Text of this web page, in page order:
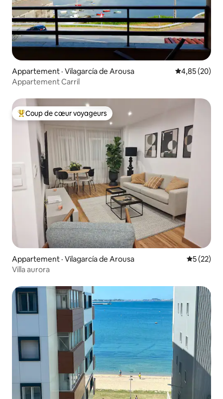
Appartement · Vilagarcía de Arousa Note
4,85 (20)
Appartement Carril
Coup de cœur voyageurs parmi les plus aimés
Coup de cœur voyageurs
Appartement · Vilagarcía de Arousa Note
5 (22)
Villa aurora